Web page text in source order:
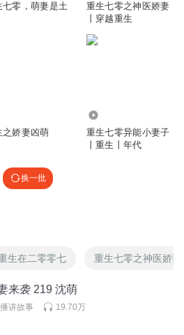
七零，萌妻是土
重生七零之神医娇妻
丨穿越重生
之娇妻凶萌
重生七零异能小妻子
丨重生丨年代
换一批
生在二零零七 重生七零之神医娇妻
来袭 219 沈萌
讲故事 19.70万